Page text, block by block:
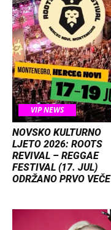
VIP NEWS
NOVSKO KULTURNO
LJETO 2026: ROOTS
REVIVAL – REGGAE
FESTIVAL (17. JUL)
ODRŽANO PRVO VEČE